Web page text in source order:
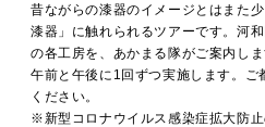
昔ながらの漆器のイメージとはまた
漆器」に触れられるツアーです。河
の各工房を、あかまる隊がご案内しま
午前と午後に1回ずつ実施します。ご
ください。
※新型コロナウイルス感染症拡大防